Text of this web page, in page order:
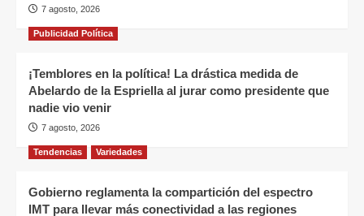
7 agosto, 2026
Publicidad Política
¡Temblores en la política! La drástica medida de
Abelardo de la Espriella al jurar como presidente que
nadie vio venir
7 agosto, 2026
Tendencias Variedades
Gobierno reglamenta la compartición del espectro
IMT para llevar más conectividad a las regiones